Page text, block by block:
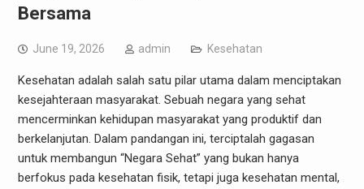
Bersama
June 19, 2026 admin Kesehatan
Kesehatan adalah salah satu pilar utama dalam menciptakan
kesejahteraan masyarakat. Sebuah negara yang sehat
mencerminkan kehidupan masyarakat yang produktif dan
berkelanjutan. Dalam pandangan ini, terciptalah gagasan
untuk membangun “Negara Sehat” yang bukan hanya
berfokus pada kesehatan fisik, tetapi juga kesehatan mental,